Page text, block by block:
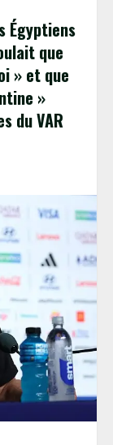
Égyptiens
que
» et que
»
du VAR